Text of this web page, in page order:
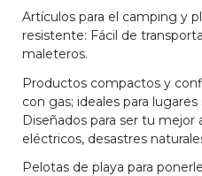
Artículos para el camping y
resistente: Fácil de
maleteros.
Productos compactos y
con gas; ideales para
Diseñados para ser tu mejor
eléctricos, desastres
Pelotas de playa para